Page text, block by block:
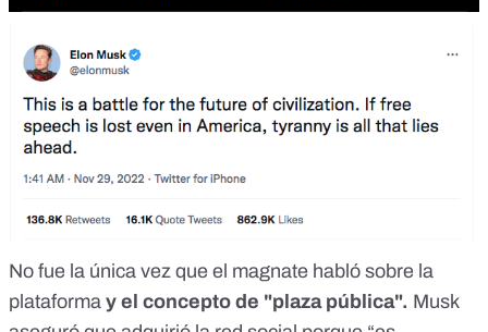
No fue la única vez que el magnate habló sobre la
plataforma y el concepto de "plaza pública". Musk